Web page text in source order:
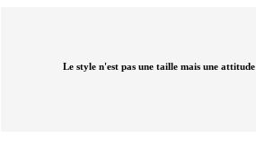
Le style n'est pas une taille mais une attitude